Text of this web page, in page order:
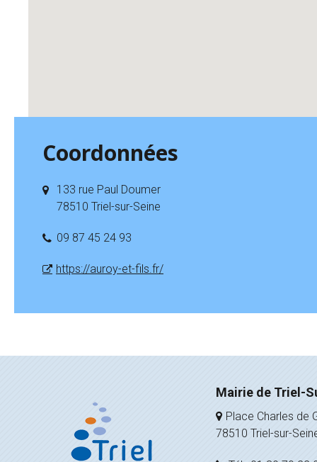
Coordonnées
133 rue Paul Doumer
78510 Triel-sur-Seine
09 87 45 24 93
https://auroy-et-fils.fr/
Mairie de Triel-
Place Charles de
78510 Triel-sur-